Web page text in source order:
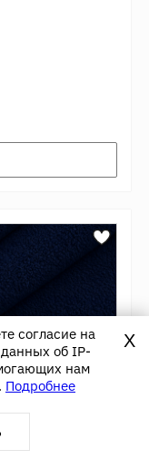
согласие на
об IP-
нам
Подробнее
X